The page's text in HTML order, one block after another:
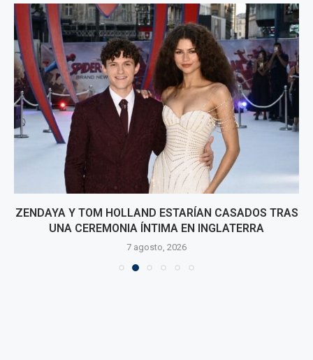
ZENDAYA Y TOM HOLLAND ESTARÍAN CASADOS TRAS
UNA CEREMONIA ÍNTIMA EN INGLATERRA
7 agosto, 2026